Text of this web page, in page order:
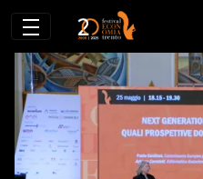
Next generation